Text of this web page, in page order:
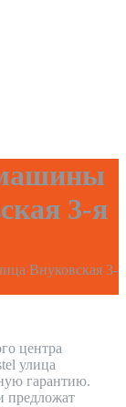
3-я
Внуковская 3-
центра
улица
гарантию.
предложат